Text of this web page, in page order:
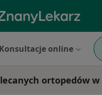
Konsultacje online
ortopedów w